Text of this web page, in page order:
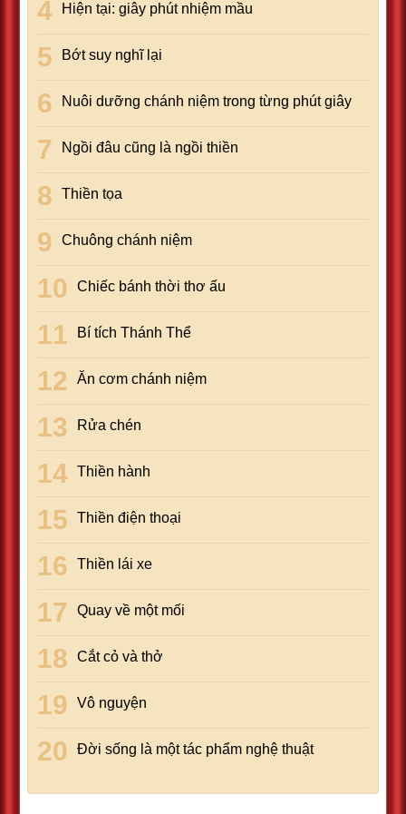
Hiện tại: giây phút nhiệm mầu
Bớt suy nghĩ lại
Nuôi dưỡng chánh niệm trong từng phút giây
Ngồi đâu cũng là ngồi thiền
Thiền tọa
Chuông chánh niệm
Chiếc bánh thời thơ ấu
Bí tích Thánh Thể
Ăn cơm chánh niệm
Rửa chén
Thiền hành
Thiền điện thoại
Thiền lái xe
Quay về một mối
Cắt cỏ và thở
Vô nguyện
Đời sống là một tác phẩm nghệ thuật